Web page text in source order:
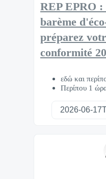
REP EPRO :
barème
préparez
conformité
εδώ και
Περίπου 1